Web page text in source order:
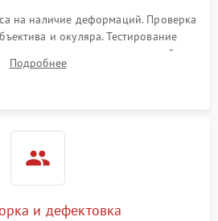
1000 ₽
на наличие деформаций. Проверка
и окуляра. Тестирование
ввода поправок, кольца отстройки
Выявление сколов, внутренних
Подробнее
и дефектовка